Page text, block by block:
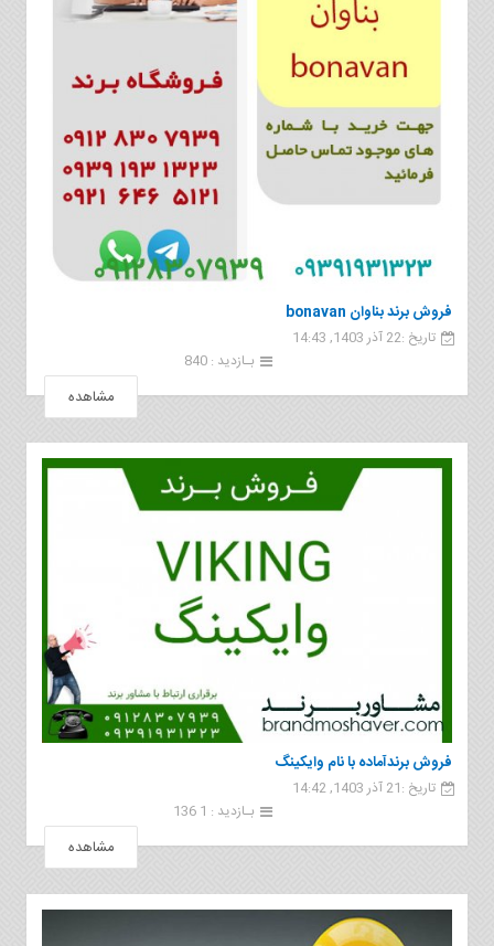
فروش برند بناوان bonavan
تاریخ :22 آذر 1403, 14:43
بـازدید : 840
مشاهده
فروش برندآماده با نام وايكينگ
تاریخ :21 آذر 1403, 14:42
بـازدید : 1 136
مشاهده